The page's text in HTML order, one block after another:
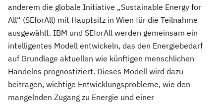
anderem die globale Initiative „Sustainable Energy for
All“ (SEforAll) mit Hauptsitz in Wien für die Teilnahme
ausgewählt. IBM und SEforAll werden gemeinsam ein
intelligentes Modell entwickeln, das den Energiebedarf
auf Grundlage aktuellen wie künftigen menschlichen
Handelns prognostiziert. Dieses Modell wird dazu
beitragen, wichtige Entwicklungsprobleme, wie den
mangelnden Zugang zu Energie und einer